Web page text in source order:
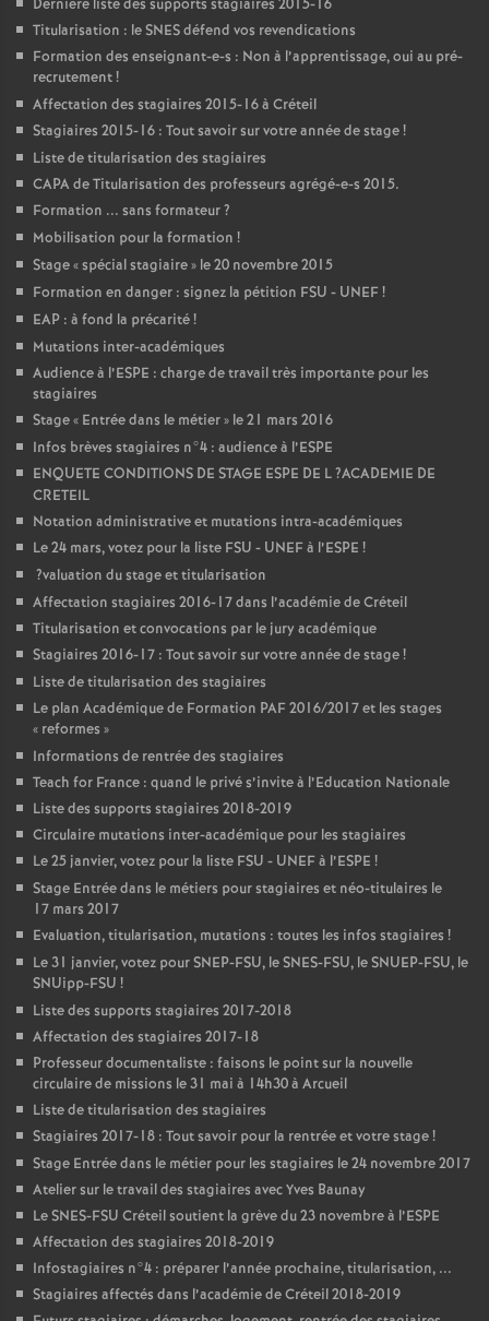
Dernière liste des supports stagiaires 2015-16
Titularisation : leSNESdéfend vos revendications
Formation des enseignant-e-s : Non à l’apprentissage, oui au pré-
recrutement!
Affectation des stagiaires 2015-16 à Créteil
Stagiaires 2015-16 : Tout savoir sur votre année de stage!
Liste de titularisation des stagiaires
CAPAde Titularisation des professeurs agrégé-e-s 2015.
Formation ... sans formateur?
Mobilisation pour la formation !
Stage «spécial stagiaire» le 20 novembre 2015
Formation en danger : signez la pétition FSU - UNEF!
EAP : à fond la précarité!
Mutations inter-académiques
Audience à l’ESPE : charge de travail très importante pour les
stagiaires
Stage « Entrée dans le métier» le 21 mars 2016
Infos brèves stagiaires n°4 : audience à l’ESPE
ENQUETE CONDITIONS DE STAGE ESPE DE L?ACADEMIE DE
CRETEIL
Notation administrative et mutations intra-académiques
Le 24 mars, votez pour la liste FSU - UNEFà l’ESPE !
?valuation du stage et titularisation
Affectation stagiaires 2016-17 dans l’académie de Créteil
Titularisation et convocations par le jury académique
Stagiaires 2016-17 : Tout savoir sur votre année de stage!
Liste de titularisation des stagiaires
Le plan Académique de Formation PAF2016/2017 et les stages
« reformes »
Informations de rentrée des stagiaires
Teach for France : quand le privé s’invite à l’Education Nationale
Liste des supports stagiaires 2018-2019
Circulaire mutations inter-académique pour les stagiaires
Le 25 janvier, votez pour la liste FSU - UNEFà l’ESPE !
Stage Entrée dans le métiers pour stagiaires et néo-titulaires le
17 mars 2017
Evaluation, titularisation, mutations : toutes les infos stagiaires !
Le 31 janvier, votez pourSNEP-FSU, leSNES-FSU, leSNUEP-FSU, le
SNUipp-FSU !
Liste des supports stagiaires 2017-2018
Affectation des stagiaires 2017-18
Professeur documentaliste : faisons le point sur la nouvelle
circulaire de missions le 31 mai à 14h30 à Arcueil
Liste de titularisation des stagiaires
Stagiaires 2017-18 : Tout savoir pour la rentrée et votre stage!
Stage Entrée dans le métier pour les stagiaires le 24 novembre 2017
Atelier sur le travail des stagiaires avec Yves Baunay
LeSNES-FSU Créteil soutient la grève du 23 novembre à l’ESPE
Affectation des stagiaires 2018-2019
Infostagiaires n°4 : préparer l’année prochaine, titularisation, ...
Stagiaires affectés dans l’académie de Créteil 2018-2019